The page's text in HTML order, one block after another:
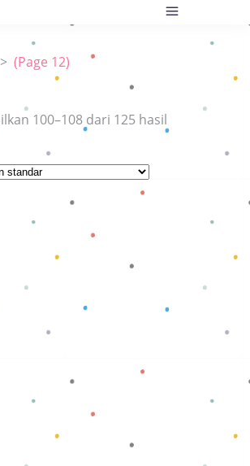
> (Page 12)
100–108 dari 125 hasil
Baca selengkapnya